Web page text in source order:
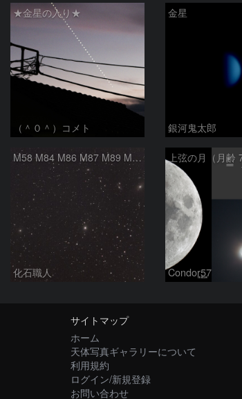
★金星の入り★
（＾０＾）コメト
金星
銀河鬼太郎
M58 M84 M86 M87 M89 M90 マルカリアンの銀河鎖 おとめ座 かみのけ座
化石職人 Condor57
サイトマップ
ホーム
天体写真ギャラリーについて
利用規約
ログイン/新規登録
お問い合わせ